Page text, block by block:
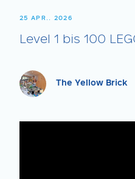
25 APR.. 2026
Level 1 bis 100
The Yellow Brick